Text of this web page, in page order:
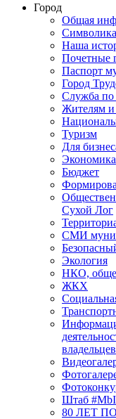
Город
Общая
Символика
Наша
Почетные
Паспорт
Город
Служба по
Жителям и
Туризм
Для
Экономика
Бюджет
Сухой Лог
СМИ
Экология
НКО,
ЖКХ
владельцев
Штаб
80 ЛЕТ